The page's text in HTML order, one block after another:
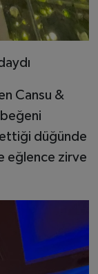
Cansu &
düğünde
eğlence zirve